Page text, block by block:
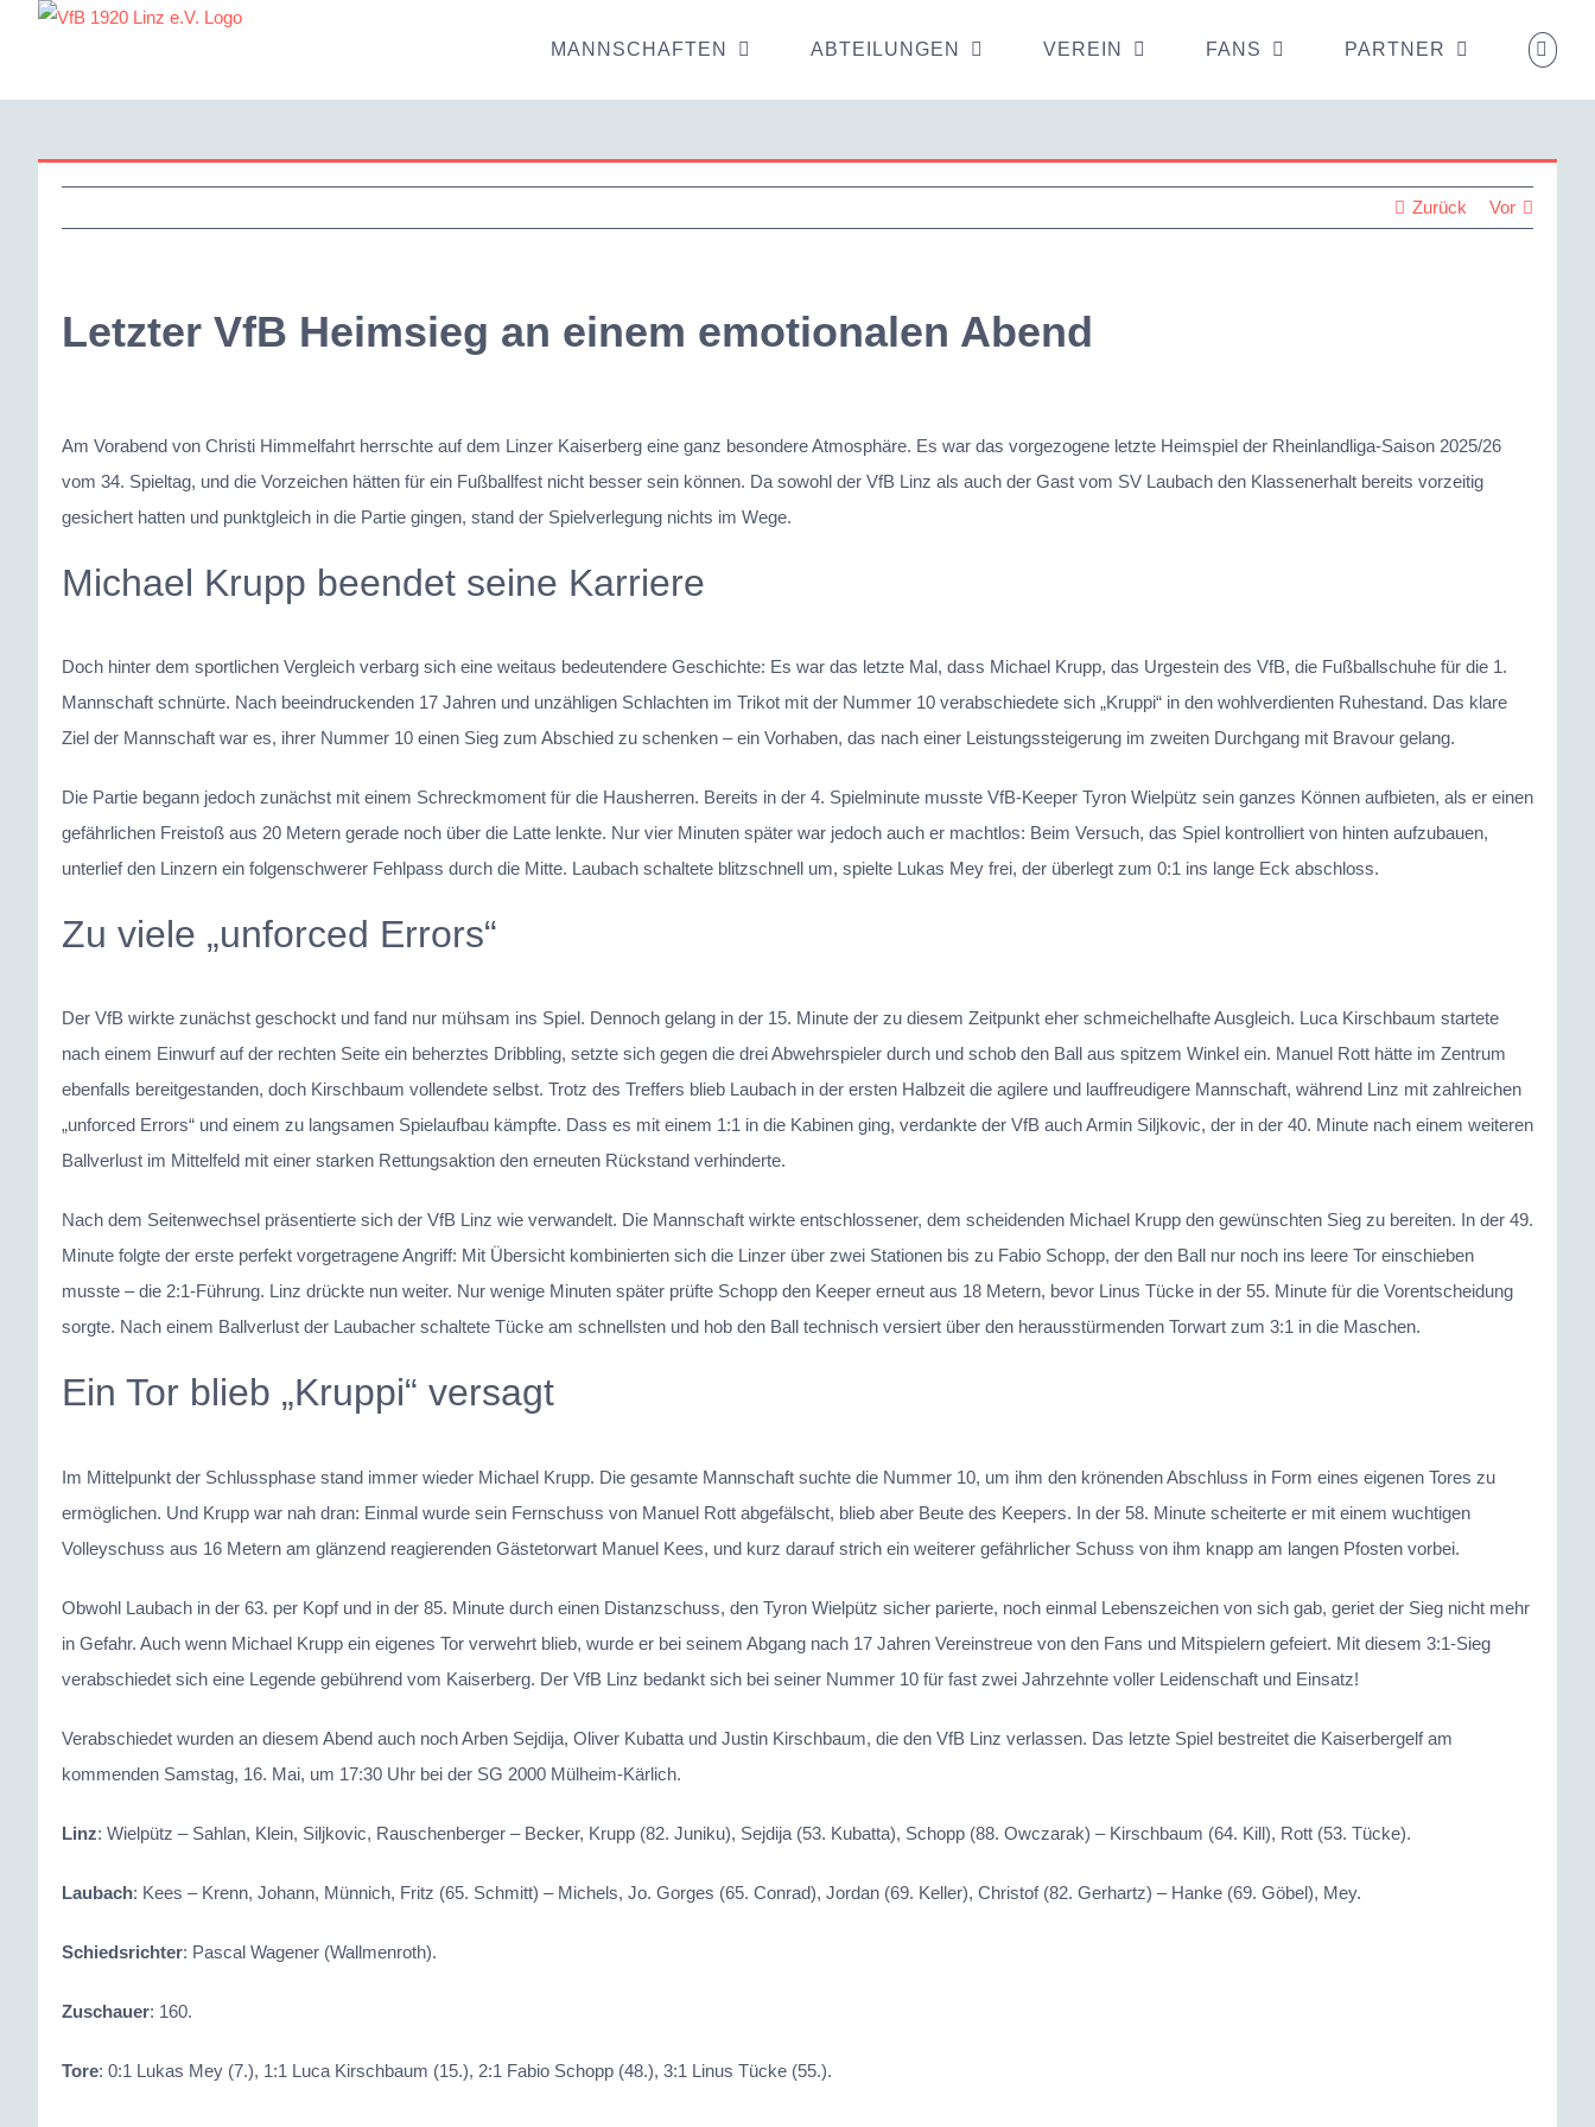
MANNSCHAFTEN ABTEILUNGEN VEREIN FANS PARTNER
Zurück Vor
Letzter VfB Heimsieg an einem emotionalen Abend
grösseres
Bild
Am Vorabend von Christi Himmelfahrt herrschte auf dem Linzer Kaiserberg eine ganz besondere Atmosphäre. Es war das vorgezogene letzte Heimspiel der Rheinlandliga-Saison 2025/26
vom 34. Spieltag, und die Vorzeichen hätten für ein Fußballfest nicht besser sein können. Da sowohl der VfB Linz als auch der Gast vom SV Laubach den Klassenerhalt bereits vorzeitig
gesichert hatten und punktgleich in die Partie gingen, stand der Spielverlegung nichts im Wege.
Michael Krupp beendet seine Karriere
Doch hinter dem sportlichen Vergleich verbarg sich eine weitaus bedeutendere Geschichte: Es war das letzte Mal, dass Michael Krupp, das Urgestein des VfB, die Fußballschuhe für die 1.
Mannschaft schnürte. Nach beeindruckenden 17 Jahren und unzähligen Schlachten im Trikot mit der Nummer 10 verabschiedete sich „Kruppi“ in den wohlverdienten Ruhestand. Das klare
Ziel der Mannschaft war es, ihrer Nummer 10 einen Sieg zum Abschied zu schenken – ein Vorhaben, das nach einer Leistungssteigerung im zweiten Durchgang mit Bravour gelang.
Die Partie begann jedoch zunächst mit einem Schreckmoment für die Hausherren. Bereits in der 4. Spielminute musste VfB-Keeper Tyron Wielpütz sein ganzes Können aufbieten, als er einen
gefährlichen Freistoß aus 20 Metern gerade noch über die Latte lenkte. Nur vier Minuten später war jedoch auch er machtlos: Beim Versuch, das Spiel kontrolliert von hinten aufzubauen,
unterlief den Linzern ein folgenschwerer Fehlpass durch die Mitte. Laubach schaltete blitzschnell um, spielte Lukas Mey frei, der überlegt zum 0:1 ins lange Eck abschloss.
Zu viele „unforced Errors“
Der VfB wirkte zunächst geschockt und fand nur mühsam ins Spiel. Dennoch gelang in der 15. Minute der zu diesem Zeitpunkt eher schmeichelhafte Ausgleich. Luca Kirschbaum startete
nach einem Einwurf auf der rechten Seite ein beherztes Dribbling, setzte sich gegen die drei Abwehrspieler durch und schob den Ball aus spitzem Winkel ein. Manuel Rott hätte im Zentrum
ebenfalls bereitgestanden, doch Kirschbaum vollendete selbst. Trotz des Treffers blieb Laubach in der ersten Halbzeit die agilere und lauffreudigere Mannschaft, während Linz mit zahlreichen
„unforced Errors“ und einem zu langsamen Spielaufbau kämpfte. Dass es mit einem 1:1 in die Kabinen ging, verdankte der VfB auch Armin Siljkovic, der in der 40. Minute nach einem weiteren
Ballverlust im Mittelfeld mit einer starken Rettungsaktion den erneuten Rückstand verhinderte.
Nach dem Seitenwechsel präsentierte sich der VfB Linz wie verwandelt. Die Mannschaft wirkte entschlossener, dem scheidenden Michael Krupp den gewünschten Sieg zu bereiten. In der 49.
Minute folgte der erste perfekt vorgetragene Angriff: Mit Übersicht kombinierten sich die Linzer über zwei Stationen bis zu Fabio Schopp, der den Ball nur noch ins leere Tor einschieben
musste – die 2:1-Führung. Linz drückte nun weiter. Nur wenige Minuten später prüfte Schopp den Keeper erneut aus 18 Metern, bevor Linus Tücke in der 55. Minute für die Vorentscheidung
sorgte. Nach einem Ballverlust der Laubacher schaltete Tücke am schnellsten und hob den Ball technisch versiert über den herausstürmenden Torwart zum 3:1 in die Maschen.
Ein Tor blieb „Kruppi“ versagt
Im Mittelpunkt der Schlussphase stand immer wieder Michael Krupp. Die gesamte Mannschaft suchte die Nummer 10, um ihm den krönenden Abschluss in Form eines eigenen Tores zu
ermöglichen. Und Krupp war nah dran: Einmal wurde sein Fernschuss von Manuel Rott abgefälscht, blieb aber Beute des Keepers. In der 58. Minute scheiterte er mit einem wuchtigen
Volleyschuss aus 16 Metern am glänzend reagierenden Gästetorwart Manuel Kees, und kurz darauf strich ein weiterer gefährlicher Schuss von ihm knapp am langen Pfosten vorbei.
Obwohl Laubach in der 63. per Kopf und in der 85. Minute durch einen Distanzschuss, den Tyron Wielpütz sicher parierte, noch einmal Lebenszeichen von sich gab, geriet der Sieg nicht mehr
in Gefahr. Auch wenn Michael Krupp ein eigenes Tor verwehrt blieb, wurde er bei seinem Abgang nach 17 Jahren Vereinstreue von den Fans und Mitspielern gefeiert. Mit diesem 3:1-Sieg
verabschiedet sich eine Legende gebührend vom Kaiserberg. Der VfB Linz bedankt sich bei seiner Nummer 10 für fast zwei Jahrzehnte voller Leidenschaft und Einsatz!
Verabschiedet wurden an diesem Abend auch noch Arben Sejdija, Oliver Kubatta und Justin Kirschbaum, die den VfB Linz verlassen. Das letzte Spiel bestreitet die Kaiserbergelf am
kommenden Samstag, 16. Mai, um 17:30 Uhr bei der SG 2000 Mülheim-Kärlich.
Linz: Wielpütz – Sahlan, Klein, Siljkovic, Rauschenberger – Becker, Krupp (82. Juniku), Sejdija (53. Kubatta), Schopp (88. Owczarak) – Kirschbaum (64. Kill), Rott (53. Tücke).
Laubach: Kees – Krenn, Johann, Münnich, Fritz (65. Schmitt) – Michels, Jo. Gorges (65. Conrad), Jordan (69. Keller), Christof (82. Gerhartz) – Hanke (69. Göbel), Mey.
Schiedsrichter: Pascal Wagener (Wallmenroth).
Zuschauer: 160.
Tore: 0:1 Lukas Mey (7.), 1:1 Luca Kirschbaum (15.), 2:1 Fabio Schopp (48.), 3:1 Linus Tücke (55.).